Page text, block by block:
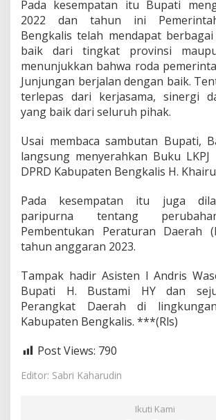
Pada kesempatan itu Bupati
2022 dan tahun ini
Bengkalis telah mendapat
baik dari tingkat provinsi
menunjukkan bahwa roda
Junjungan berjalan dengan baik.
terlepas dari kerjasama, sinergi
yang baik dari seluruh pihak.
Usai membaca sambutan Bupati,
langsung menyerahkan Buku LKPJ
DPRD Kabupaten Bengkalis H.
Pada kesempatan itu juga
paripurna tentang
Pembentukan Peraturan Daerah
tahun anggaran 2023.
Tampak hadir Asisten I Andris
Bupati H. Bustami HY dan
Perangkat Daerah di
Kabupaten Bengkalis. ***(Rls)
Post Views: 790
Editor: Sabri Kaharudin
Ikuti Kami